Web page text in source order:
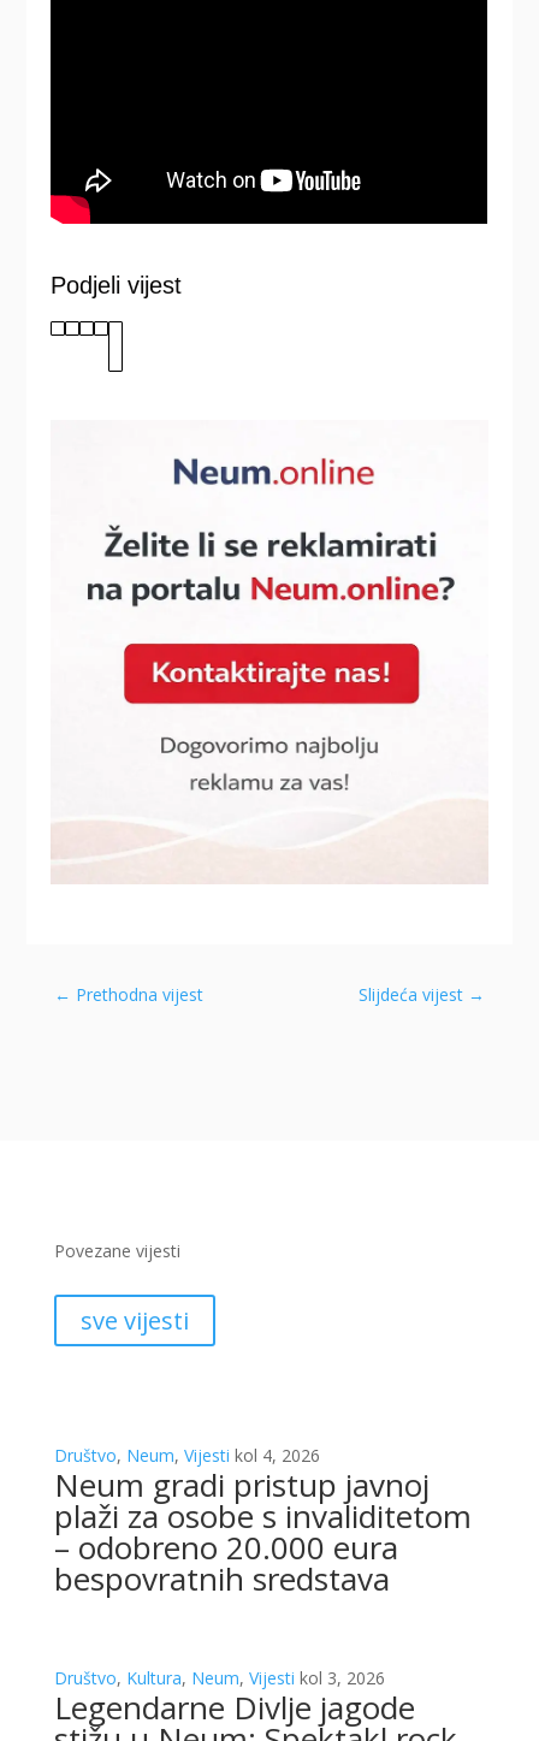
Podjeli vijest
← Prethodna vijest Slijdeća vijest →
Povezane vijesti
sve vijesti
Društvo, Neum, Vijesti kol 4, 2026
Neum gradi pristup javnoj
plaži za osobe s invaliditetom
– odobreno 20.000 eura
bespovratnih sredstava
Društvo, Kultura, Neum, Vijesti kol 3, 2026
Legendarne Divlje jagode